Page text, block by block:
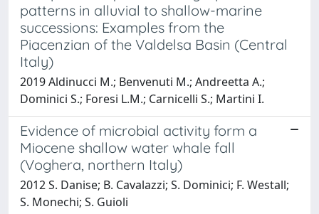
patterns in alluvial to shallow-marine
successions: Examples from the
Piacenzian of the Valdelsa Basin (Central
Italy)
2019 Aldinucci M.; Benvenuti M.; Andreetta A.;
Dominici S.; Foresi L.M.; Carnicelli S.; Martini I.
Evidence of microbial activity form a
Miocene shallow water whale fall
(Voghera, northern Italy)
2012 S. Danise; B. Cavalazzi; S. Dominici; F. Westall;
S. Monechi; S. Guioli